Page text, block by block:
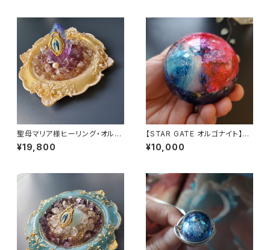
聖母マリア様ヒーリング・オルゴ
ナイト～ディヴァインゴールドの
祈り～
¥19,800
【STAR GATE オルゴナイト】あ
なたへのメッセージ付き
¥10,000